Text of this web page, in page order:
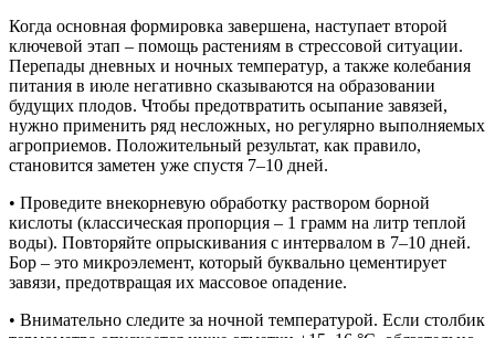
Когда основная формировка завершена, наступает второй
ключевой этап – помощь растениям в стрессовой ситуации.
Перепады дневных и ночных температур, а также колебания
питания в июле негативно сказываются на образовании
будущих плодов. Чтобы предотвратить осыпание завязей,
нужно применить ряд несложных, но регулярно выполняемых
агроприемов. Положительный результат, как правило,
становится заметен уже спустя 7–10 дней.
• Проведите внекорневую обработку раствором борной
кислоты (классическая пропорция – 1 грамм на литр теплой
воды). Повторяйте опрыскивания с интервалом в 7–10 дней.
Бор – это микроэлемент, который буквально цементирует
завязи, предотвращая их массовое опадение.
• Внимательно следите за ночной температурой. Если столбик